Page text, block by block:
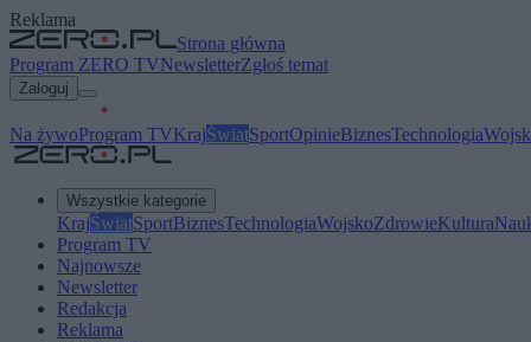
Reklama
Strona główna
Program ZERO TVNewsletterZgłoś temat
Zaloguj
Na żywoProgram TVKrajŚwiatSportOpinieBiznesTechnologia
Wszystkie kategorie
KrajŚwiatSportBiznesTechnologiaWojskoZdrowieKultura
Program TV
Najnowsze
Newsletter
Redakcja
Reklama